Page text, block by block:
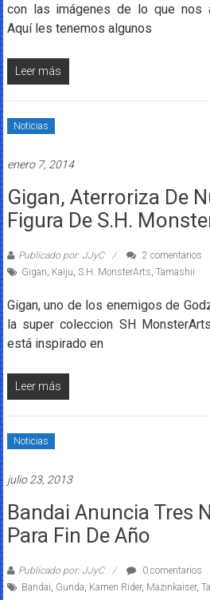
con las imágenes de lo que nos
Aquí les tenemos algunos
Leer más
Noticias
enero 7, 2014
Gigan, Aterroriza De
Figura De S.H.
Publicado por: JJyC
2 comentarios
Gigan, Kaiju, S.H. MonsterArts, Tamashii
Gigan, uno de los enemigos de
la super coleccion SH
está inspirado en
Leer más
Noticias
julio 23, 2013
Bandai Anuncia Tres
Para Fin De Año
Publicado por: JJyC
0 comentarios
Bandai, Gunda, Kamen Rider, Mazinkaiser,